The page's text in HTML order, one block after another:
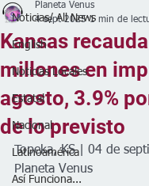
Noticias/ All News
English
Noticias Locales
Estatal
Nacional
Latinoamérica
Así Funciona...
Kansas
millones en
agosto, 3.9%
de lo previsto
Planeta Venus
4 sept 2025 1 min de
Topeka, KS | 04 de
Planeta Venus